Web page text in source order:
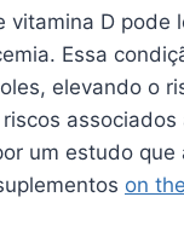
vitamina D
Essa
elevando o
um estudo
on